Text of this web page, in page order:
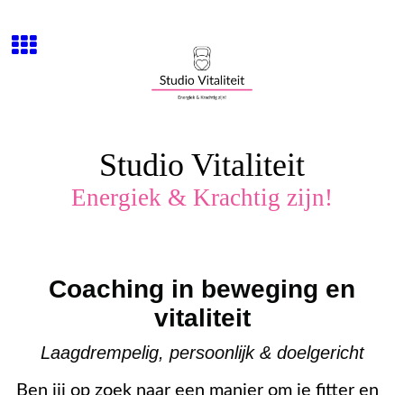
Studio Vitaliteit
Energiek & Krachtig zijn!
Coaching in beweging en
vitaliteit
Laagdrempelig, persoonlijk & doelgericht
Ben jij op zoek naar een manier om je fitter en